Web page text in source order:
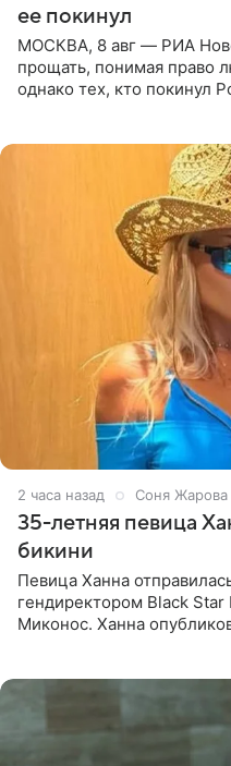
ее покинул
МОСКВА, 8 авг — РИА
прощать, понимая право
однако тех, кто покинул
2 часа назад Соня Жарова
35-летняя певица
бикини
Певица Ханна
гендиректором Black
Миконос. Ханна